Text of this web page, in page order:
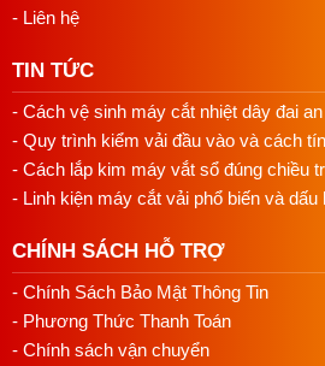
Kiểm Tra Mô Tơ
lắp đặt xong để đảm bảo
Kiểm Tra Chức Năng: Kích
tra chức năng của mô tơ, bao
lực xoắn và các tính năng
Kiểm Tra An Toàn
đã được lắp đặt đúng cách và
cơ gây ra tai nạn hoặc hỏng
Bước 5: Hoàn Tất và Vận Hành
- Liên hệ
TIN TỨC
- Cách vệ sinh máy cắt nhiệt dây đai
- Quy trình kiểm vải đầu vào và cách
- Cách lắp kim máy vắt sổ đúng chiều
- Linh kiện máy cắt vải phổ biến và dấu
CHÍNH SÁCH HỖ TRỢ
- Chính Sách Bảo Mật Thông Tin
- Phương Thức Thanh Toán
- Chính sách vận chuyển